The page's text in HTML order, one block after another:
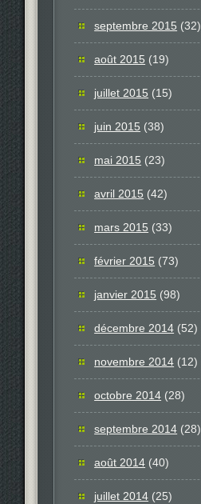
septembre 2015 (32)
août 2015 (19)
juillet 2015 (15)
juin 2015 (38)
mai 2015 (23)
avril 2015 (42)
mars 2015 (33)
février 2015 (73)
janvier 2015 (98)
décembre 2014 (52)
novembre 2014 (12)
octobre 2014 (28)
septembre 2014 (28)
août 2014 (40)
juillet 2014 (25)